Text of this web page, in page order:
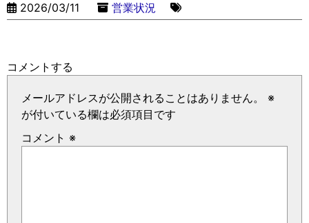
2026/03/11 営業状況
コメントする
メールアドレスが公開されることはありません。
※
が付いている欄は必須項目です
コメント ※